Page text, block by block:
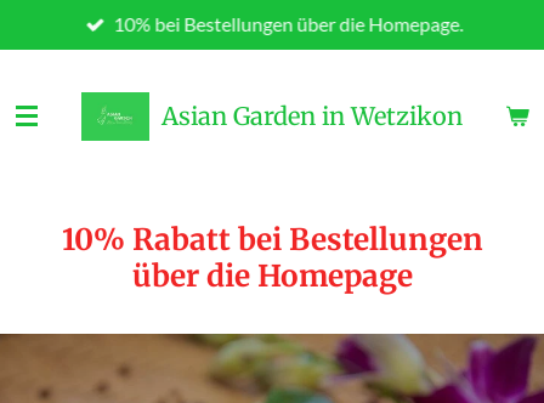
Hauptinhalt
10% bei Bestellungen über die Homepage.
Asian Garden in Wetzikon
10% Rabatt bei Bestellungen
über die Homepage